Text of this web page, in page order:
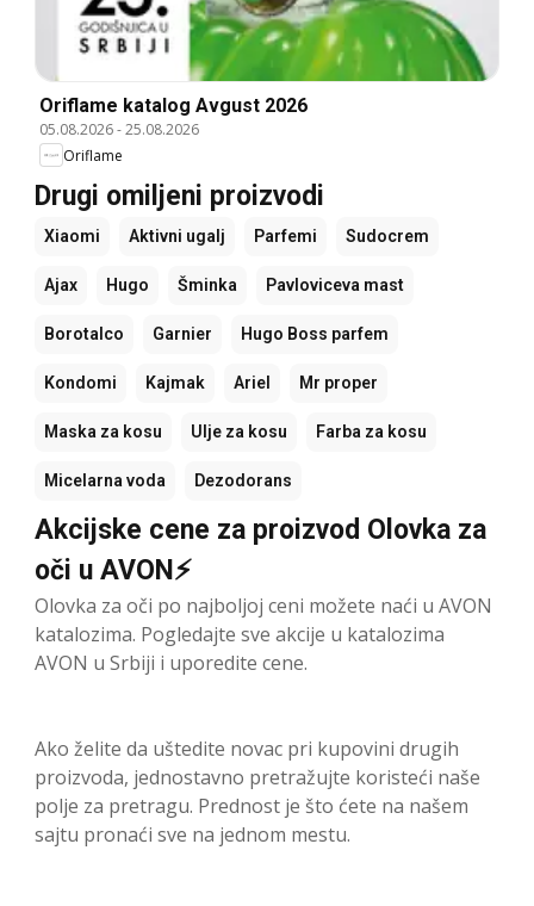
Oriflame katalog Avgust 2026
05.08.2026-25.08.2026
Oriflame
Drugi omiljeni proizvodi
Xiaomi Aktivni ugalj Parfemi Sudocrem
Ajax Hugo Šminka Pavloviceva mast
Borotalco Garnier Hugo Boss parfem
Kondomi Kajmak Ariel Mr proper
Maska za kosu Ulje za kosu Farba za kosu
Micelarna voda Dezodorans
Akcijske cene za proizvod Olovka za
oči u AVON⚡
Olovka za oči po najboljoj ceni možete naći u AVON
katalozima. Pogledajte sve akcije u katalozima
AVON u Srbiji i uporedite cene.
Ako želite da uštedite novac pri kupovini drugih
proizvoda, jednostavno pretražujte koristeći naše
polje za pretragu. Prednost je što ćete na našem
sajtu pronaći sve na jednom mestu.